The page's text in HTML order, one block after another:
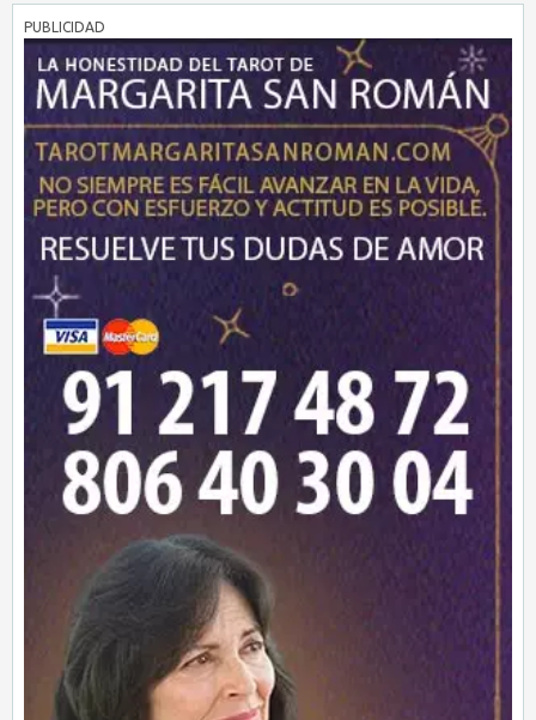
PUBLICIDAD